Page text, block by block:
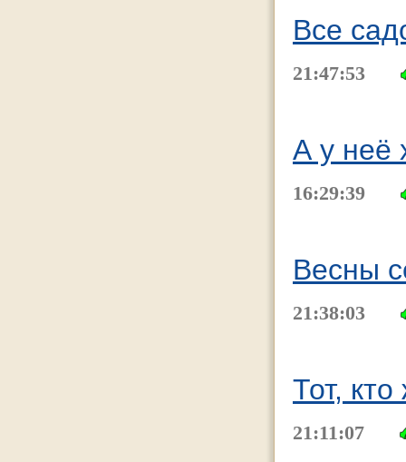
Все
21:47:53
А у неё
16:29:39
Весны
21:38:03
Тот,
21:11:07